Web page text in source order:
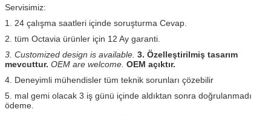
Servisimiz:
1. 24 çalışma saatleri içinde soruşturma Cevap.
2. tüm Octavia ürünler için 12 Ay garanti.
3. Customized design is available. 3. Özelleştirilmiş tasarım
mevcuttur. OEM are welcome. OEM açıktır.
4. Deneyimli mühendisler tüm teknik sorunları çözebilir
5. mal gemi olacak 3 iş günü içinde aldıktan sonra doğrulanmadı
ödeme.